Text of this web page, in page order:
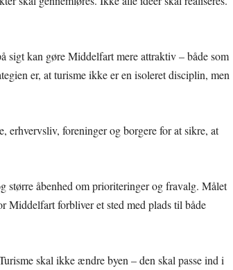
sigt kan gøre Middelfart mere attraktiv – både som
er, at turisme ikke er en isoleret disciplin, men
foreninger og borgere for at sikre, at
større åbenhed om prioriteringer og fravalg. Målet
Middelfart forbliver et sted med plads til både
skal ikke ændre byen – den skal passe ind i